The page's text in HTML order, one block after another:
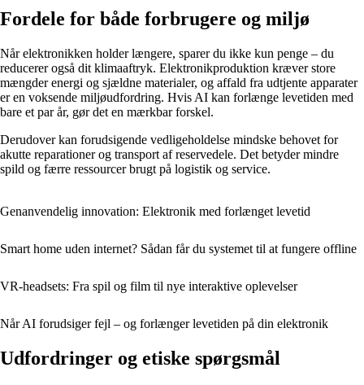
Fordele for både forbrugere og miljø
Når elektronikken holder længere, sparer du ikke kun penge – du
reducerer også dit klimaaftryk. Elektronikproduktion kræver store
mængder energi og sjældne materialer, og affald fra udtjente apparater
er en voksende miljøudfordring. Hvis AI kan forlænge levetiden med
bare et par år, gør det en mærkbar forskel.
Derudover kan forudsigende vedligeholdelse mindske behovet for
akutte reparationer og transport af reservedele. Det betyder mindre
spild og færre ressourcer brugt på logistik og service.
Genanvendelig innovation: Elektronik med forlænget levetid
Smart home uden internet? Sådan får du systemet til at fungere offline
VR-headsets: Fra spil og film til nye interaktive oplevelser
Når AI forudsiger fejl – og forlænger levetiden på din elektronik
Udfordringer og etiske spørgsmål